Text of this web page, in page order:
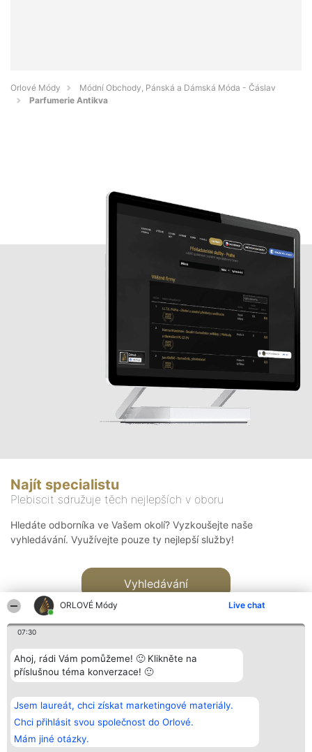
ORLOVÉ Módy Live chat
07:30
Ahoj, rádi Vám pomůžeme! 🙂 Klikněte na
příslušnou téma konverzace! 🙂
Jsem laureát, chci získat marketingové materiály.
Chci přihlásit svou společnost do Orlové.
Mám jiné otázky.
Orlové Módy
Módní Obchody, Pánská a Dámská Móda - Čáslav
Parfumerie Antikva
Najít specialistu
Plebiscit sdružuje těch nejlepších v oboru
Hledáte odborníka ve Vašem okolí? Vyzkoušejte naše
vyhledávání. Využívejte pouze ty nejlepší služby!
Vyhledávání
Bright Side Solutions sp. z o.
o. sp. k.
ul. Ruska 22
Wrocław 50-079
KRS 0000749100 | Regon
381313360 | NIP 8943132676
Vítězové
Seznam všech
laureátů
Zásady
Zásady
Kontakt